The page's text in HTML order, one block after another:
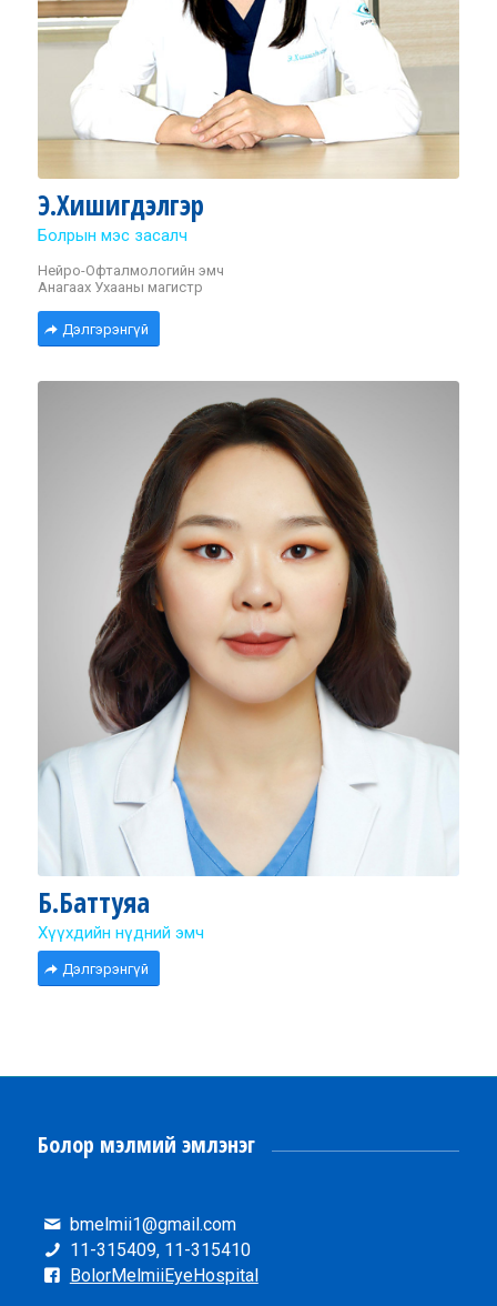
Э.Хишигдэлгэр
Болрын мэс засалч
Нейро-Офталмологийн эмч
Анагаах Ухааны магистр
Дэлгэрэнгүй
Б.Баттуяа
Хүүхдийн нүдний эмч
Дэлгэрэнгүй
Болор мэлмий эмлэнэг
bmelmii1@gmail.com
11-315409, 11-315410
BolorMelmiiEyeHospital